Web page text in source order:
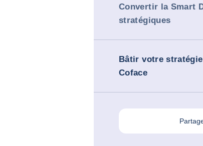
Convertir la Smart
stratégiques
Bâtir votre
Coface